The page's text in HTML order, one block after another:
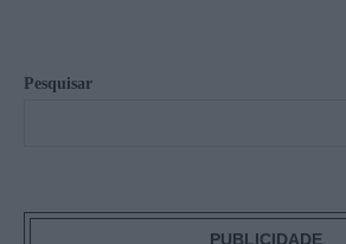
Pesquisar
PUBLICIDADE